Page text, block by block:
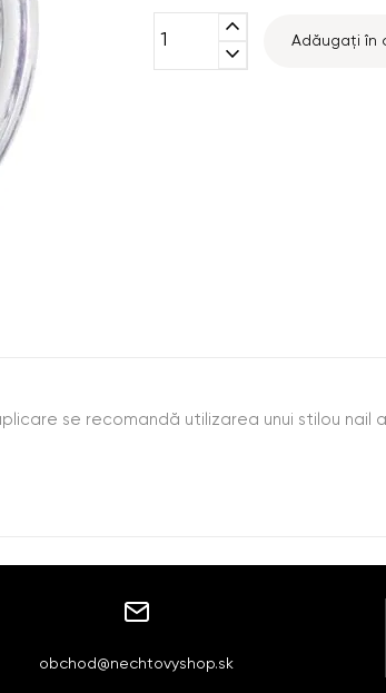
expand_less
expand_more
Adăugați în
se recomandă utilizarea unui stilou nail
obchod@nechtovyshop.sk